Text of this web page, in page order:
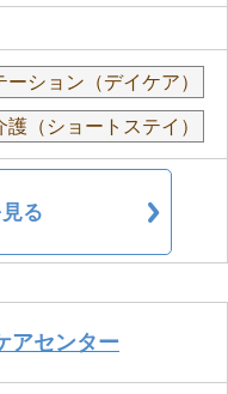
ション（デイケア）
（ショートステイ）
る
アセンター